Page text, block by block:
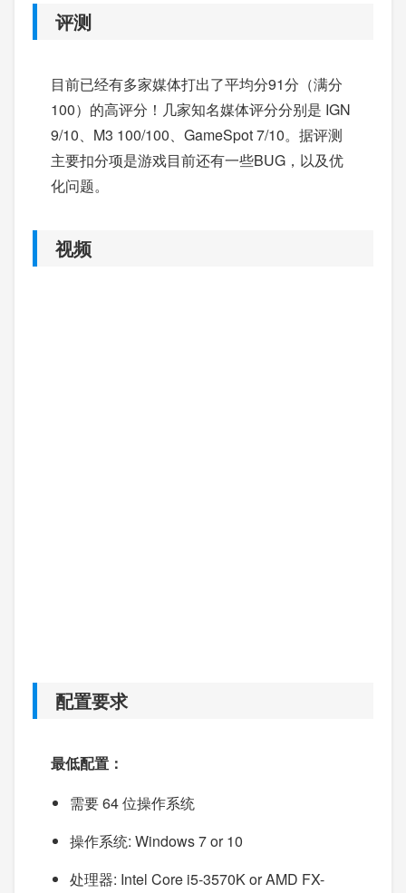
评测
目前已经有多家媒体打出了平均分91分（满分
100）的高评分！几家知名媒体评分分别是 IGN
9/10、M3 100/100、GameSpot 7/10。据评测
主要扣分项是游戏目前还有一些BUG，以及优
化问题。
视频
配置要求
最低配置：
需要 64 位操作系统
操作系统: Windows 7 or 10
处理器: Intel Core i5-3570K or AMD FX-